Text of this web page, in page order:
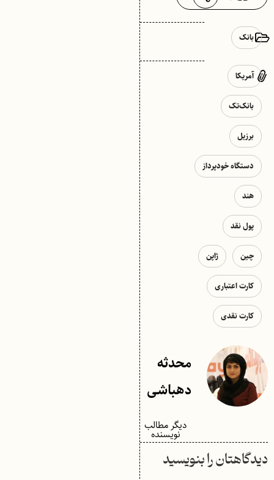
بانک
آمریکا
بانک‌تک
برزیل
دستگاه خودپرداز
هند
پول نقد
چین ژاپن
کارت اعتباری
کارت نقدی
محدثه
دهباشی
دیگر مطالب
نویسنده
دیدگاهتان را بنویسید